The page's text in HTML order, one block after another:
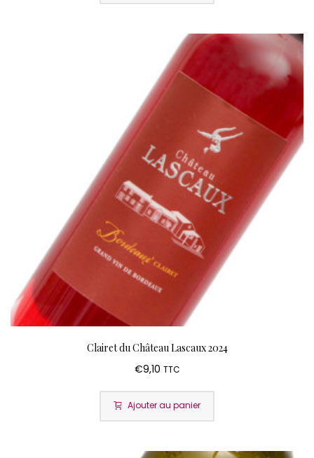
Clairet du Château Lascaux 2024
€9,10 TTC
Ajouter au panier